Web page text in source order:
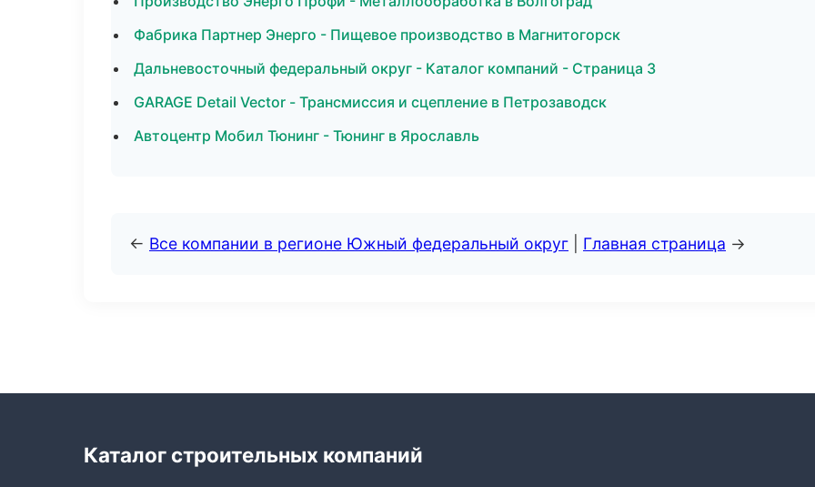
Фабрика Партнер Энерго - Пищевое производство в Магнитогорск
Дальневосточный федеральный округ - Каталог компаний - Страница 3
GARAGE Detail Vector - Трансмиссия и сцепление в Петрозаводск
Автоцентр Мобил Тюнинг - Тюнинг в Ярославль
← Все компании в регионе Южный федеральный округ Главная страница →
Каталог строительных компаний